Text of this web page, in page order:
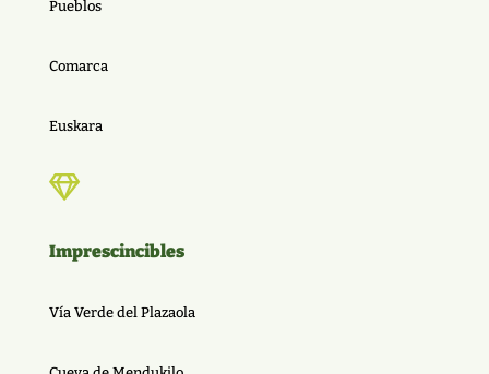
Pueblos
Comarca
Euskara

Imprescincibles
Vía Verde del Plazaola